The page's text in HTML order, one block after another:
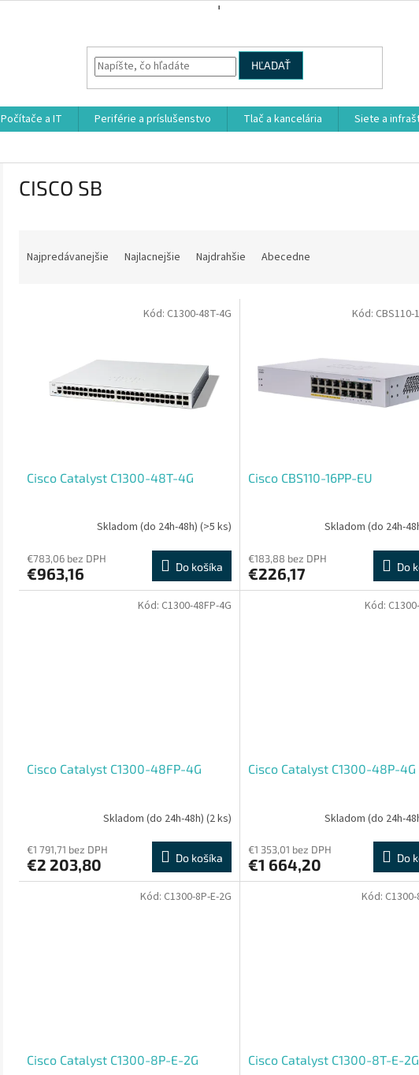
HĽADAŤ
Počítače a IT Periférie a príslušenstvo Tlač a kancelária Siete a
CISCO SB
Najpredávanejšie Najlacnejšie Najdrahšie Abecedne
Cisco Catalyst C1300-48T-4G
Skladom (do 24h-48h) (>5 ks)
€783,06 bez DPH
€963,16 Do košíka
Kód: C1300-48T-4G
Cisco CBS110-16PP-EU
Skladom (do 24h-
€183,88 bez DPH
€226,17 Do
Kód: CBS110-
Cisco Catalyst C1300-48FP-4G
Skladom (do 24h-48h) (2 ks)
€1 791,71 bez DPH
€2 203,80 Do košíka
Kód: C1300-48FP-4G
Cisco Catalyst C1300-48P-4G
Skladom (do 24h-
€1 353,01 bez DPH
€1 664,20 Do
Kód:
Cisco Catalyst C1300-8P-E-2G
Kód: C1300-8P-E-2G
Cisco Catalyst C1300-8T-E-2G
Kód: